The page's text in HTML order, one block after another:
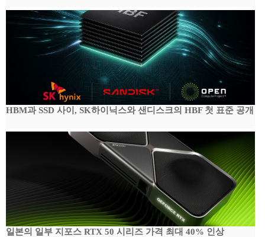
HBM과 SSD 사이, SK하이닉스와 샌디스크의 HBF 첫 표준 공개
일본의 일부 지포스 RTX 50 시리즈 가격 최대 40% 인상